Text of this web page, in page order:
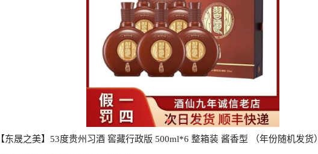
【东晟之美】53度贵州习酒 窖藏行政版 500ml*6 整箱装 酱香型 （年份随机发货）